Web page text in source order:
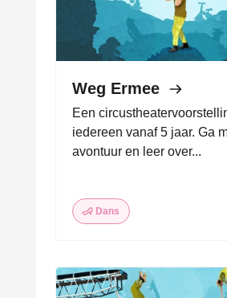
Weg Ermee
Een
iedereen vanaf 5 jaar. Ga
avontuur en leer over...
Dans